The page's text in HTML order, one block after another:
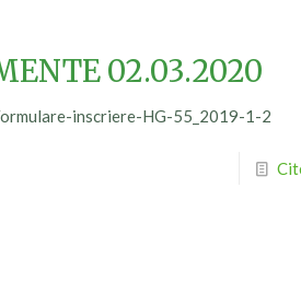
02.03.2020
inscriere-HG-55_2019-1-2